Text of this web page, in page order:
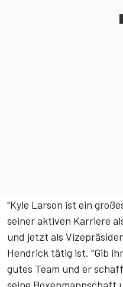
"Kyle Larson ist ein
seiner aktiven Karriere
und jetzt als
Hendrick tätig ist. "Gib
gutes Team und er